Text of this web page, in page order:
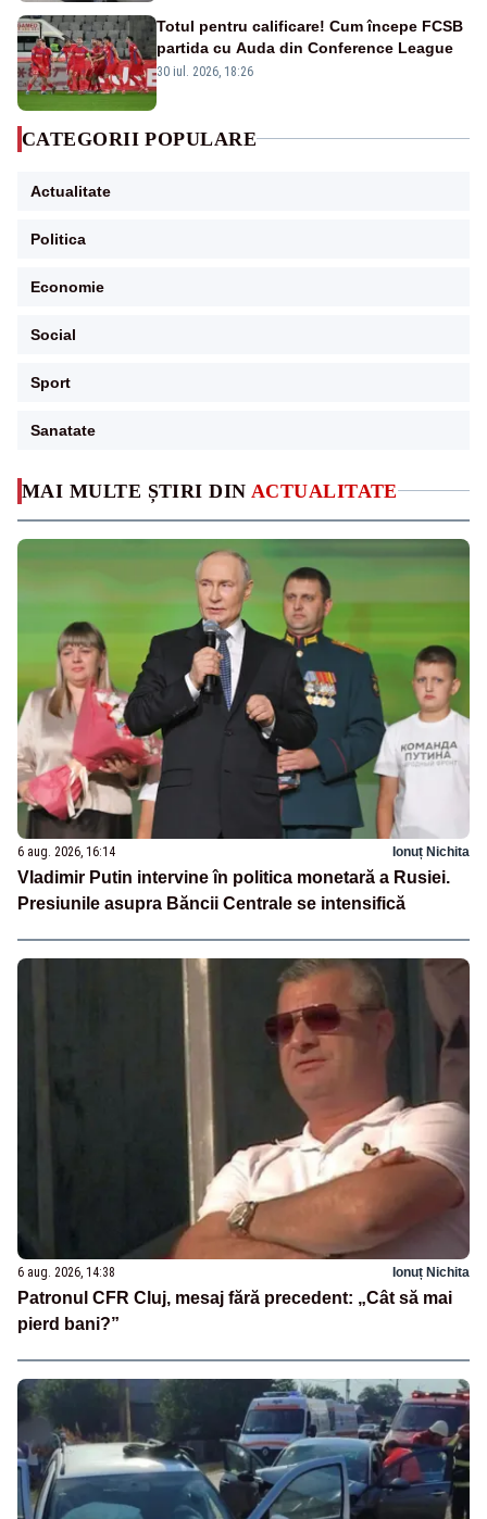
MAI MULTE ȘTIRI DIN ACTUALITATE
6 aug. 2026, 16:14 Ionuț Nichita
Vladimir Putin intervine în politica monetară a Rusiei.
Presiunile asupra Băncii Centrale se intensifică
6 aug. 2026, 14:38 Ionuț Nichita
Patronul CFR Cluj, mesaj fără precedent: „Cât să mai
pierd bani?”
Totul pentru calificare! Cum începe FCSB
partida cu Auda din Conference League
30 iul. 2026, 18:26
CATEGORII POPULARE
Actualitate
Politica
Economie
Social
Sport
Sanatate